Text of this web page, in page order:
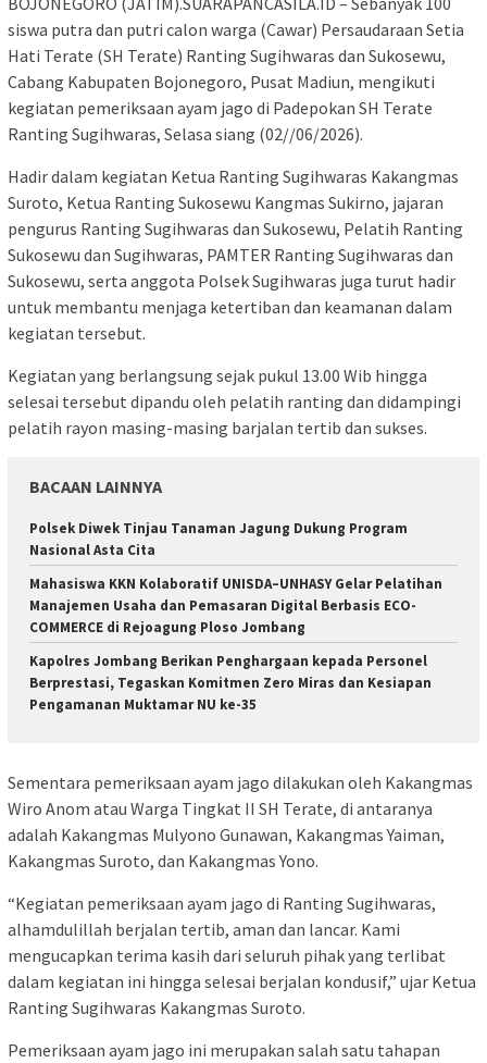
siswa putra dan putri calon warga (Cawar) Persaudaraan Setia
Hati Terate (SH Terate) Ranting Sugihwaras dan Sukosewu,
Cabang Kabupaten Bojonegoro, Pusat Madiun, mengikuti
kegiatan pemeriksaan ayam jago di Padepokan SH Terate
Ranting Sugihwaras, Selasa siang (02//06/2026).
‎Hadir dalam kegiatan Ketua Ranting Sugihwaras Kakangmas
Suroto, Ketua Ranting Sukosewu Kangmas Sukirno, jajaran
pengurus Ranting Sugihwaras dan Sukosewu, Pelatih Ranting
Sukosewu dan Sugihwaras, PAMTER Ranting Sugihwaras dan
Sukosewu, serta anggota Polsek Sugihwaras juga turut hadir
untuk membantu menjaga ketertiban dan keamanan dalam
kegiatan tersebut.
‎Kegiatan yang berlangsung sejak pukul 13.00 Wib hingga
selesai tersebut dipandu oleh pelatih ranting dan didampingi
pelatih rayon masing-masing barjalan tertib dan sukses.
BACAAN LAINNYA
Polsek Diwek Tinjau Tanaman Jagung Dukung Program
Nasional Asta Cita
Mahasiswa KKN Kolaboratif UNISDA–UNHASY Gelar Pelatihan
Manajemen Usaha dan Pemasaran Digital Berbasis ECO-
COMMERCE di Rejoagung Ploso Jombang
Kapolres Jombang Berikan Penghargaan kepada Personel
Berprestasi, Tegaskan Komitmen Zero Miras dan Kesiapan
Pengamanan Muktamar NU ke-35
‎Sementara pemeriksaan ayam jago dilakukan oleh Kakangmas
Wiro Anom atau Warga Tingkat II SH Terate, di antaranya
adalah Kakangmas Mulyono Gunawan, Kakangmas Yaiman,
Kakangmas Suroto, dan Kakangmas Yono.
‎“Kegiatan pemeriksaan ayam jago di Ranting Sugihwaras,
alhamdulillah berjalan tertib, aman dan lancar. Kami
mengucapkan terima kasih dari seluruh pihak yang terlibat
dalam kegiatan ini hingga selesai berjalan kondusif,” ujar Ketua
Ranting Sugihwaras Kakangmas Suroto.
‎Pemeriksaan ayam jago ini merupakan salah satu tahapan